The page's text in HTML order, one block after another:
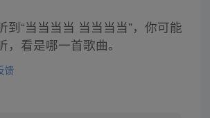
到“当当当当 当当当当”，你可能
，看是哪一首歌曲。
馈